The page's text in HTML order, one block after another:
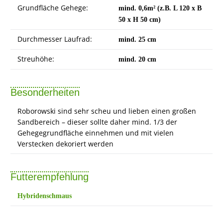
Grundfläche Gehege:
mind. 0,6m² (z.B. L 120 x B
50 x H 50 cm)
Durchmesser Laufrad: mind. 25 cm
Streuhöhe: mind. 20 cm
Besonderheiten
Roborowski sind sehr scheu und lieben einen großen
Sandbereich – dieser sollte daher mind. 1/3 der
Gehegegrundfläche einnehmen und mit vielen
Verstecken dekoriert werden
Futterempfehlung
Hybridenschmaus